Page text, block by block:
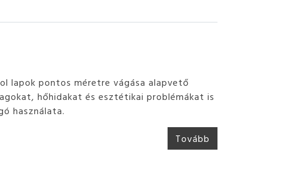
lapok pontos méretre vágása alapvető
hőhidakat és esztétikai problémákat is
használata.
Tovább